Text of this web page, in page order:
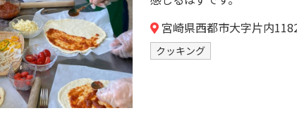
宮崎県西都市大字片内
クッキング